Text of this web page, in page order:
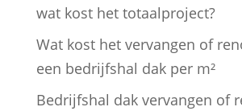
wat kost het totaalproject?
Wat kost het vervangen of
een bedrijfshal dak per m²
Bedrijfshal dak vervangen of